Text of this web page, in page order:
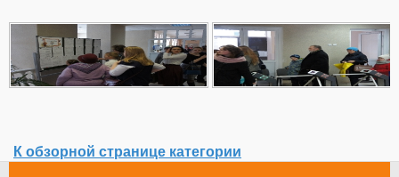
К обзорной странице категории